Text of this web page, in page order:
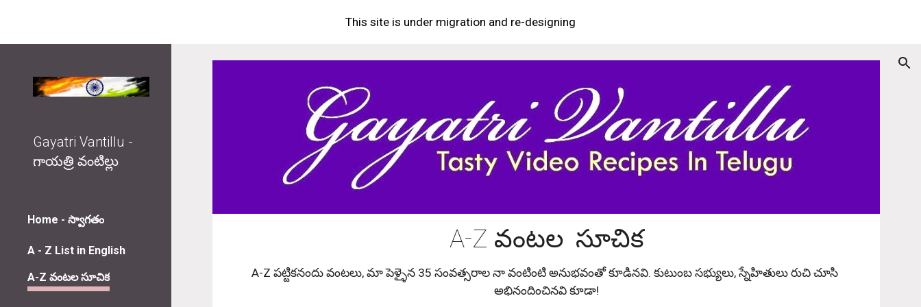
Skip to main content Skip to navigation
This site is under migration and re-designing
Gayatri Vantillu -
గాయత్రి వంటిల్లు
Home - స్వాగతం
A - Z List in English
A-Z వంటల సూచిక
A-Z వంటల సూచిక
A-Z పట్టికనందు వంటలు, మా పెళ్ళైన 35 సంవత్సరాల నా వంటింటి అనుభవంతో కూడినవి. కుటుంబ సభ్యులు, స్నేహితులు రుచి చూసి
అభినందించినవి కూడా!